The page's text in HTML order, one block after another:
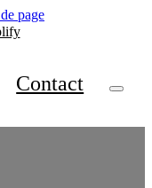
page
Contact